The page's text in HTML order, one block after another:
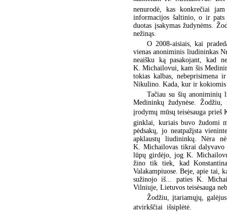
nenurodė, kas konkrečiai
informacijos šaltinio, o ir pats
duotas įsakymas žudynėms.
nežinąs.
O 2008-aisiais, kai
vienas anoniminis liudininkas
neaišku ką pasakojant, kad
K. Michailovui, kam šis
tokias kalbas, nebeprisimena
Nikulino. Kada, kur ir kokiomis
Tačiau su šių anoniminių
Medininkų žudynėse.
įrodymų mūsų teisėsauga
ginklai, kuriais buvo žudomi
pėdsakų, jo neatpažįsta
apklaustų liudininkų. Nėra
K. Michailovas tikrai dalyvavo
lūpų girdėjo, jog K.
žino tik tiek, kad
Valakampiuose. Beje, apie tai,
sužinojo iš... paties K.
Vilniuje, Lietuvos teisėsauga
Žodžiu, įtariamųjų,
atvirkščiai  išsiplėtė.